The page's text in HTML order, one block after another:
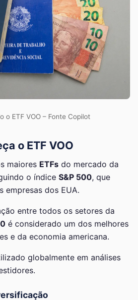
o ETF VOO – Fonte Copilot
o ETF VOO
maiores ETFs do mercado da
o índice S&P 500, que
empresas dos EUA.
entre todos os setores da
é considerado um dos melhores
e da economia americana.
globalmente em análises